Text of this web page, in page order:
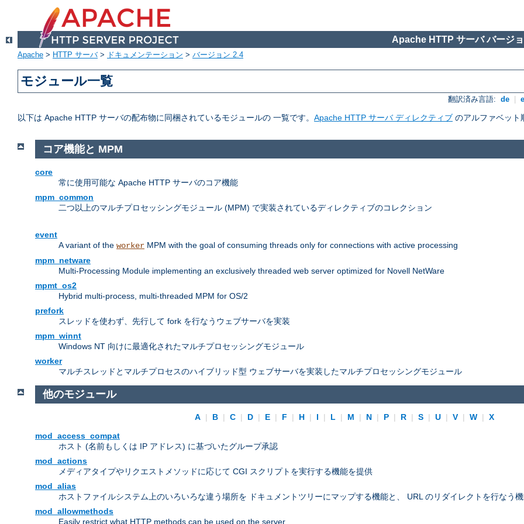
Apache HTTP サーバ バージ
Apache > HTTP サーバ> ドキュメンテーション > バージョン 2.4
モジュール一覧
翻訳済み言語: de
以下は Apache HTTP サーバの配布物に同梱されているモジュールの 一覧です。 Apache HTTP サーバ ディレクティブ のアルファベット
コア機能と MPM
core
常に使用可能な Apache HTTP サーバのコア機能
mpm_common
二つ以上のマルチプロセッシングモジュール (MPM) で実装されているディレクティブのコレクション
event
A variant of the worker MPM with the goal of consuming threads only for connections with active processing
mpm_netware
Multi-Processing Module implementing an exclusively threaded web server optimized for Novell NetWare
mpmt_os2
Hybrid multi-process, multi-threaded MPM for OS/2
prefork
スレッドを使わず、先行して fork を行なうウェブサーバを実装
mpm_winnt
Windows NT 向けに最適化されたマルチプロセッシングモジュール
worker
マルチスレッドとマルチプロセスのハイブリッド型 ウェブサーバを実装したマルチプロセッシングモジュール
他のモジュール
A | B | C | D | E | F | H | I | L | M | N | P | R | S | U | V | W |
X
mod_access_compat
ホスト (名前もしくは IP アドレス) に基づいたグループ承認
mod_actions
メディアタイプやリクエストメソッドに応じて CGI スクリプトを実行する機能を提供
mod_alias
ホストファイルシステム上のいろいろな違う場所を ドキュメントツリーにマップする機能と、 URL のリダイレクトを行なう
mod_allowmethods
Easily restrict what HTTP methods can be used on the server